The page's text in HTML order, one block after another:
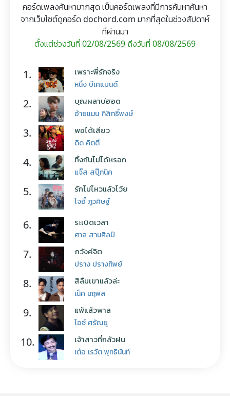
คอร์ดเพลงค้นหามากสุด เป็นคอร์ดเพลงที่มีการค้นหาค้นหา
จากเว็บไซต์ดูคอร์ด dochord.com มากที่สุดในช่วงสัปดาห์
ที่ผ่านมา
ตั้งแต่ช่วงวันที่ 02/08/2569 ถึงวันที่ 08/08/2569
1. เพราะพี่รักจริง
หนึ่ง บีเคแบนด์
2. บุญผลาบ่ฮอด
อ้ายแมน ภิสิทธิ์พงษ์
3. พอได้เสียว
ดิด คิตตี้
4. ทิ้งกันไม่ได้หรอก
แจ๊ส สปุ๊กนิค
5. รักไม่ไหวแล้วโว้ย
โจอี้ ภูวศิษฐ์
6. ระเบิดเวลา
ศาล สานศิลป์
7. ภวังค์จิต
ปราง ปรางทิพย์
8. สิลืมเขาแล้วล่ะ
เน็ค นฤพล
9. แพ้แล้วพาล
ไอซ์ ศรัณยู
10. เจ้าสาวที่กลัวฝน
เต๋อ เรวัต พุทธินันท์